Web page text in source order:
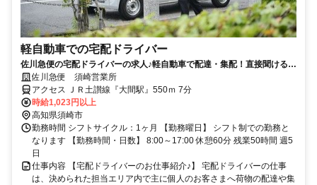
軽自動車での宅配ドライバー
佐川急便の宅配ドライバーの求人♪軽自動車で配達・集配！直接聞ける感
謝の言葉もうれしい！
佐川急便 須崎営業所
アクセス ＪＲ土讃線『大間駅』550ｍ 7分
時給1,023円以上
高知県須崎市
勤務時間 シフトサイクル：1ヶ月 【勤務曜日】 シフト制での勤務と
なります 【勤務時間・日数】 8:00～17:00 休憩60分 残業50時間 週5
日
仕事内容 【宅配ドライバーのお仕事紹介♪】 宅配ドライバーの仕事
は、決められた担当エリア内で主に個人のお客さまへ荷物の配達や集